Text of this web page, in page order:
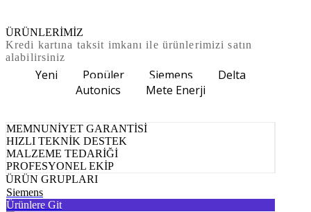
ÜRÜNLERİMİZ
Kredi kartına taksit imkanı ile ürünlerimizi satın
alabilirsiniz
Yeni Popüler Siemens
Delta
Autonics
Mete Enerji
MEMNUNİYET GARANTİSİ
HIZLI TEKNİK DESTEK
MALZEME TEDARİĞİ
PROFESYONEL EKİP
ÜRÜN GRUPLARI
Siemens
Ürünlere Git